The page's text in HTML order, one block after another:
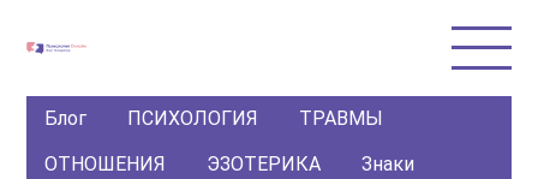
Блог ПСИХОЛОГИЯ
ТРАВМЫ
ОТНОШЕНИЯ
ЭЗОТЕРИКА
Знаки